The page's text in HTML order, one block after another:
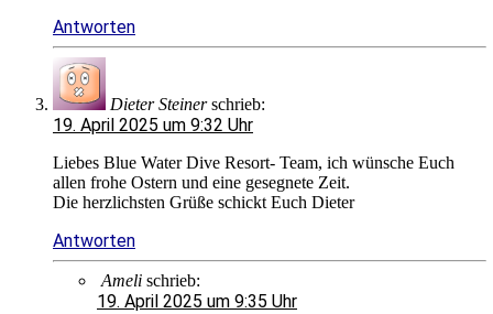
Antworten
Dieter Steinerschrieb:
19. April 2025 um 9:32 Uhr
Liebes Blue Water Dive Resort- Team, ich wünsche Euch
allen frohe Ostern und eine gesegnete Zeit.
Die herzlichsten Grüße schickt Euch Dieter
Antworten
Ameli schrieb:
19. April 2025 um 9:35 Uhr